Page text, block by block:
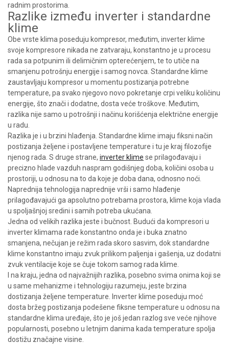
radnim prostorima.
Razlike između inverter i standardne
klime
Obe vrste klima poseduju kompresor, međutim, inverter klime
svoje kompresore nikada ne zatvaraju, konstantno je u procesu
rada sa potpunim ili delimičnim opterećenjem, te to utiče na
smanjenu potrošnju energije i samog novca. Standardne klime
zaustavljaju kompresor u momentu postizanja potrebne
temperature, pa svako njegovo novo pokretanje crpi veliku količinu
energije, što znači i dodatne, dosta veće troškove. Međutim,
razlika nije samo u potrošnji i načinu korišćenja električne energije
u radu.
Razlika je i u brzini hlađenja. Standardne klime imaju fiksni način
postizanja željene i postavljene temperature i tu je kraj filozofije
njenog rada. S druge strane, inverter klime se prilagođavaju i
precizno hlade vazduh naspram godišnjeg doba, količini osoba u
prostoriji, u odnosu na to da koje je doba dana, odnosno noći.
Naprednija tehnologija naprednije vrši i samo hlađenje
prilagođavajući ga apsolutno potrebama prostora, klime koja vlada
u spoljašnjoj sredini i samih potreba ukućana.
Jedna od velikih razlika jeste i bučnost. Budući da kompresori u
inverter klimama rade konstantno onda je i buka znatno
smanjena, nečujan je režim rada skoro sasvim, dok standardne
klime konstantno imaju zvuk prilikom paljenja i gašenja, uz dodatni
zvuk ventilacije koje se čuje tokom samog rada klime.
I na kraju, jedna od najvažnijih razlika, posebno svima onima koji se
u same mehanizme i tehnologiju razumeju, jeste brzina
dostizanja željene temperature. Inverter klime poseduju moć
dosta bržeg postizanja podešene fiksne temperature u odnosu na
standardne klima uređaje, što je još jedan razlog sve veće njihove
popularnosti, posebno u letnjim danima kada temperature spolja
dostižu značajne visine.